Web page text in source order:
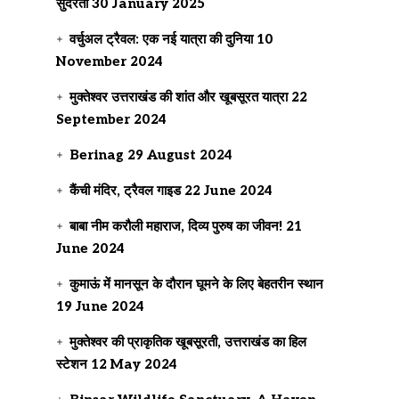
वर्चुअल ट्रैवल: एक नई यात्रा की दुनिया 10
November 2024
मुक्तेश्वर उत्तराखंड की शांत और खूबसूरत यात्रा 22
September 2024
Berinag 29 August 2024
कैंची मंदिर, ट्रैवल गाइड 22 June 2024
बाबा नीम करौली महाराज, दिव्य पुरुष का जीवन! 21
June 2024
कुमाऊं में मानसून के दौरान घूमने के लिए बेहतरीन स्थान
19 June 2024
मुक्तेश्वर की प्राकृतिक खूबसूरती, उत्तराखंड का हिल
स्टेशन 12 May 2024